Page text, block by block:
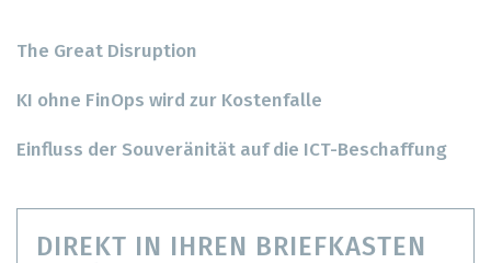
The Great Disruption
KI ohne FinOps wird zur Kostenfalle
Einfluss der Souveränität auf die ICT-Beschaffung
DIREKT IN IHREN BRIEFKASTEN